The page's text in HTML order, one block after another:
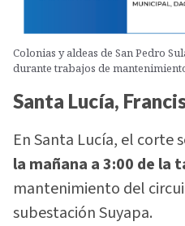
Colonias y aldeas de San Pedro
durante trabajos de
Santa Lucía,
En Santa Lucía, el corte
la mañana a 3:00 de la
mantenimiento del
subestación Suyapa.